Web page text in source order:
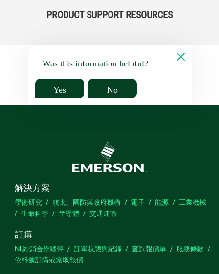
PRODUCT SUPPORT RESOURCES
Was this information helpful?
Yes No
解決方案
學術研究 航太、國防與政府機構 電子 能源
工業機械
生命科學
半導體 交通運輸
訂購
NI 經銷合作夥伴 訂單狀態與紀錄 查詢報價單
服務條款
依料號訂購或索取報價